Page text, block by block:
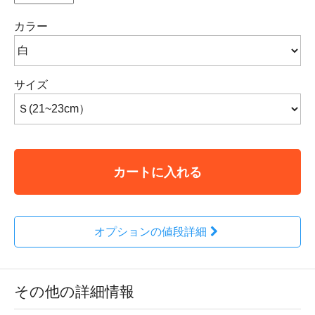
カラー
サイズ
カートに入れる
オプションの値段詳細
その他の詳細情報